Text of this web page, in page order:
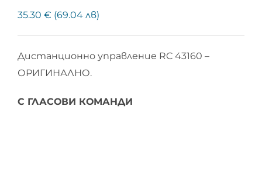
35.30 € (69.04 лв)
Дистанционно управление RC 43160 –
ОРИГИНАЛНО.
С ГЛАСОВИ КОМАНДИ